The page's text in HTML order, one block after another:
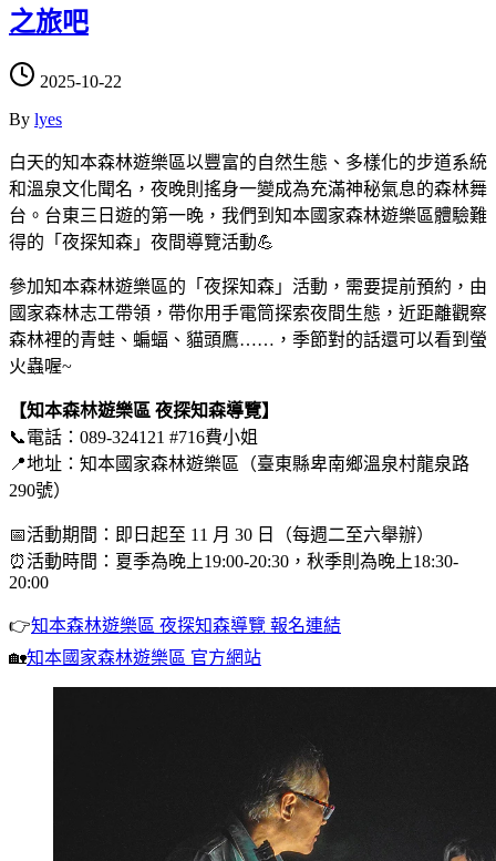
之旅吧
2025-10-22
By lyes
白天的知本森林遊樂區以豐富的自然生態、多樣化的步道系統
和溫泉文化聞名，夜晚則搖身一變成為充滿神秘氣息的森林舞
台。台東三日遊的第一晚，我們到知本國家森林遊樂區體驗難
得的「夜探知森」夜間導覽活動💪
參加知本森林遊樂區的「夜探知森」活動，需要提前預約，由
國家森林志工帶領，帶你用手電筒探索夜間生態，近距離觀察
森林裡的青蛙、蝙蝠、貓頭鷹……，季節對的話還可以看到螢
火蟲喔~
【知本森林遊樂區 夜探知森導覽】
📞電話：089-324121 #716費小姐
📍地址：知本國家森林遊樂區（臺東縣卑南鄉溫泉村龍泉路
290號）
📅活動期間：即日起至 11 月 30 日（每週二至六舉辦）
⏰活動時間：夏季為晚上19:00-20:30，秋季則為晚上18:30-
20:00
👉知本森林遊樂區 夜探知森導覽 報名連結
🏡知本國家森林遊樂區 官方網站